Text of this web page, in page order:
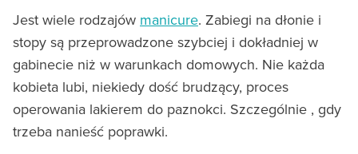
Jest wiele rodzajów manicure. Zabiegi na dłonie i
stopy są przeprowadzone szybciej i dokładniej w
gabinecie niż w warunkach domowych. Nie każda
kobieta lubi, niekiedy dość brudzący, proces
operowania lakierem do paznokci. Szczególnie , gdy
trzeba nanieść poprawki.